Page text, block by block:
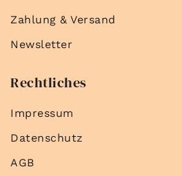
Zahlung & Versand
Newsletter
Rechtliches
Impressum
Datenschutz
AGB